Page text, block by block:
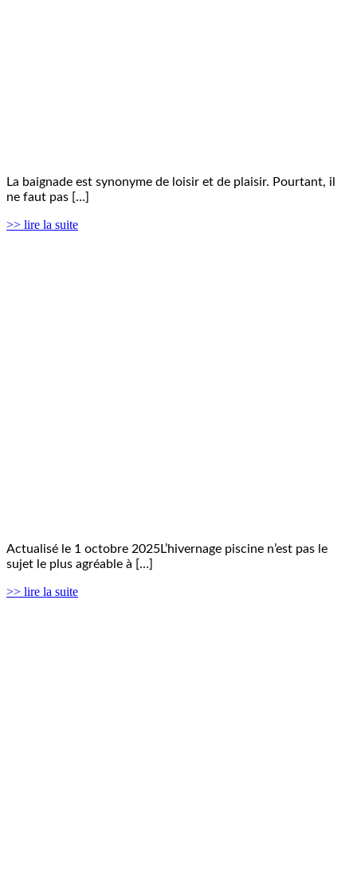
La baignade est synonyme de loisir et de plaisir. Pourtant, il
ne faut pas […]
>> lire la suite
Actualisé le 1 octobre 2025L’hivernage piscine n’est pas le
sujet le plus agréable à […]
>> lire la suite